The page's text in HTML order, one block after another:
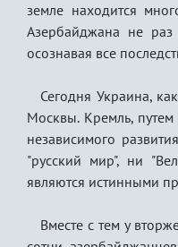
земле находится
Азербайджана не раз
осознавая все
Сегодня Украина,
Москвы. Кремль, путем
независимого
"русский мир", ни
являются истинными
Вместе с тем у